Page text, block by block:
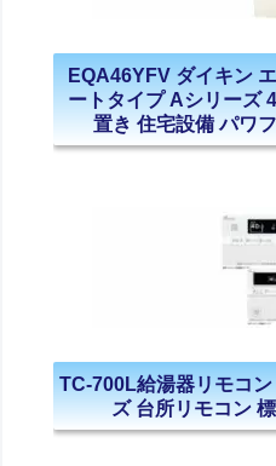
EQA46YFV ダイキン
ートタイプ Aシリーズ
置き 住宅設備 パワ
TC-700L給湯器リモコ
ズ 台所リモコン